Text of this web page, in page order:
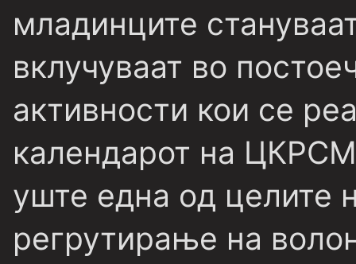
младинците
вклучуваат во
активности кои се
календарот на
уште една од целите
регрутирање на